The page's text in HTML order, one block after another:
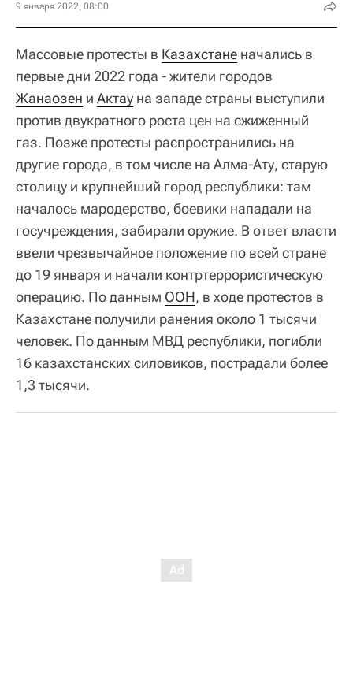
9 января 2022, 08:00
Массовые протесты в Казахстане начались в
первые дни 2022 года - жители городов
Жанаозен и Актау на западе страны выступили
против двукратного роста цен на сжиженный
газ. Позже протесты распространились на
другие города, в том числе на Алма-Ату, старую
столицу и крупнейший город республики: там
началось мародерство, боевики нападали на
госучреждения, забирали оружие. В ответ власти
ввели чрезвычайное положение по всей стране
до 19 января и начали контртеррористическую
операцию. По данным ООН, в ходе протестов в
Казахстане получили ранения около 1 тысячи
человек. По данным МВД республики, погибли
16 казахстанских силовиков, пострадали более
1,3 тысячи.